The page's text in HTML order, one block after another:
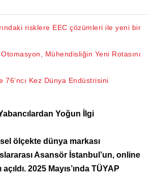
risklere EEC çözümleri ile yeni bir
Mühendisliğin Yeni Rotasını
76’ncı Kez Dünya Endüstrisini
Yoğun İlgi
ölçekte dünya markası
Asansör İstanbul’un, online
2025 Mayıs’ında TÜYAP